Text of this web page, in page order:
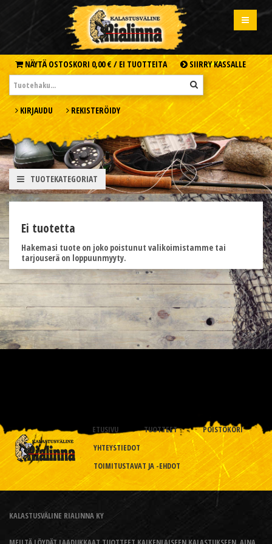
NÄYTÄ OSTOSKORI 0,00 € / EI TUOTTEITA SIIRRY KASSALLE
KIRJAUDU REKISTERÖIDY
TUOTEKATEGORIAT
Ei tuotetta
Hakemasi tuote on joko poistunut valikoimistamme tai
tarjouserä on loppuunmyyty.
ETUSIVU TUOTTEET
POISTOKORI
YHTEYSTIEDOT
TOIMITUSTAVAT JA -EHDOT
KALASTUSVÄLINE RIALINNA KY